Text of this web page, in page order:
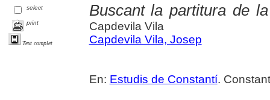
select
print
Text complet
Buscant la partitura de
Capdevila Vila
Capdevila Vila, Josep
En: Estudis de Constantí.